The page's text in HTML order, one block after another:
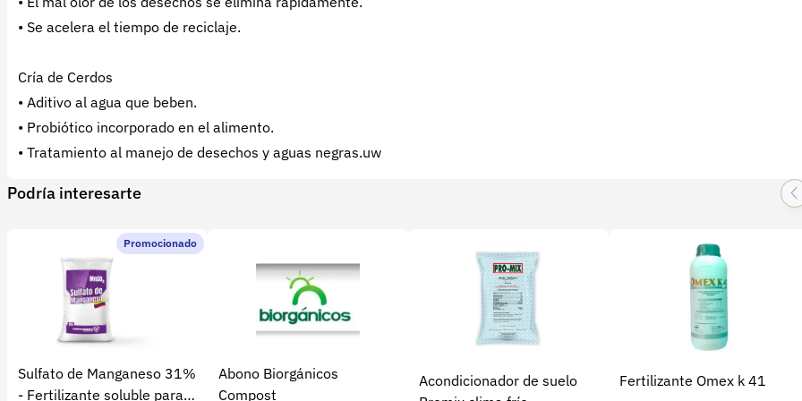
• Se acelera el tiempo de reciclaje.
Cría de Cerdos
• Aditivo al agua que beben.
• Probiótico incorporado en el alimento.
• Tratamiento al manejo de desechos y aguas negras.uw
Podría interesarte
Promocionado
Sulfato de Manganeso 31%
- Fertilizante soluble para
Abono Biorgánicos
Compost
Acondicionador de suelo
Fertilizante Omex k 41